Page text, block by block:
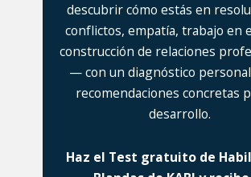
descubrir cómo estás en
conflictos, empatía, trabajo en
construcción de relaciones
— con un diagnóstico
recomendaciones concretas
desarrollo.
Haz el Test gratuito de